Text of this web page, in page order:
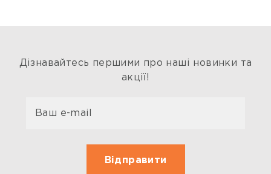
Дізнавайтесь першими про наші новинки та
акції!